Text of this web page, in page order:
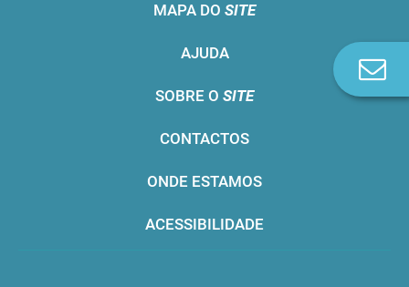
MAPA DO SITE
AJUDA
SOBRE O SITE
CONTACTOS
ONDE ESTAMOS
ACESSIBILIDADE